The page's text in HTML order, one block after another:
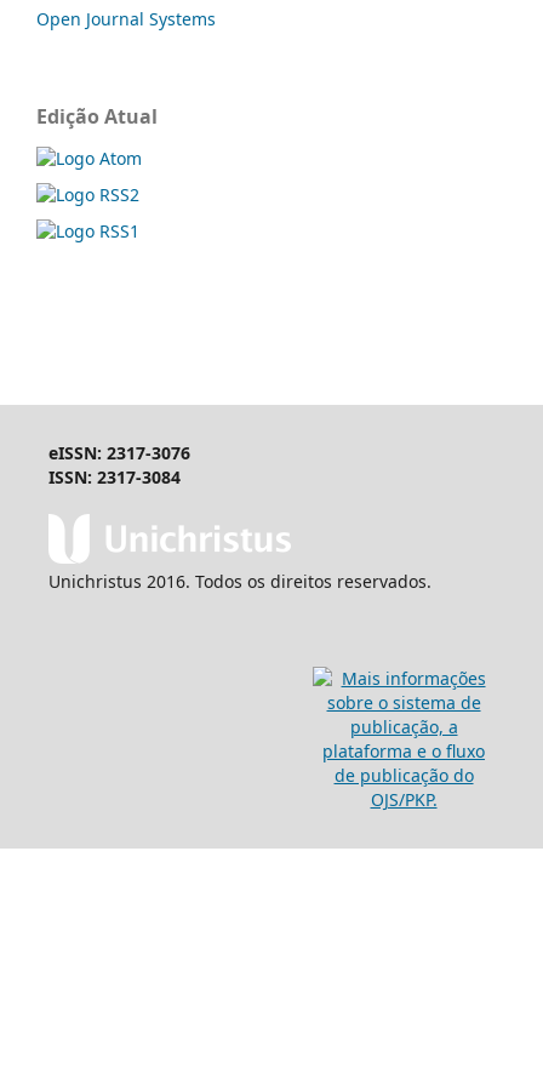
Open Journal Systems
Edição Atual
eISSN: 2317-3076
ISSN: 2317-3084
Unichristus 2016. Todos os direitos reservados.